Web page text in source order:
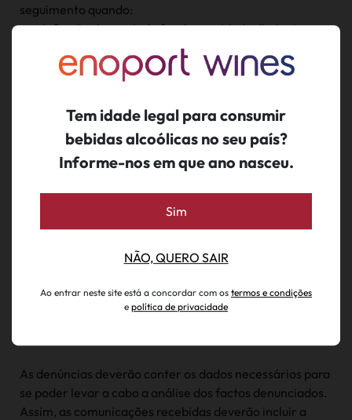
Tem idade legal para consumir
bebidas alcoólicas no seu país?
Informe-nos em que ano nasceu.
Sim
NÃO, QUERO SAIR
Ao entrar neste site está a concordar com os termos e condições
e política de privacidade
seguimento quando:
• a infração denunciada for de gravidade diminuta,
insignificante ou manifestamente irrelevante;
• a denúncia é repetida e não contém novos elementos
de facto ou de direito que justifiquem um seguimento
denúncia;
• a denúncia não apresenta dados coerentes e
suficientes, para se retirar dela os indícios da infração e
Às restantes participações, decorre o processo interno
instaurado para averiguação e aplicação de medidas,
dentro dos prazos legais, aplicando-se o estado de
arquivo após total resolução das denúncias.
As denúncias deverão conter os dados necessários para
se poder levar a cabo a análise dos factos denunciados.
Assim, as comunicações recebidas deverão incluir a